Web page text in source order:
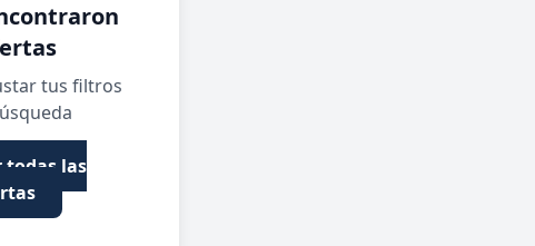
tus filtros
todas las